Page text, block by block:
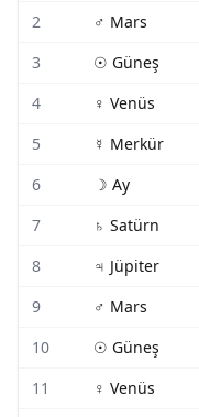
2
♂ Mars
3
☉ Güneş
4
♀ Venüs
5
☿ Merkür
6
☽ Ay
7
♄ Satürn
8
♃ Jüpiter
9
♂ Mars
10
☉ Güneş
11
♀ Venüs